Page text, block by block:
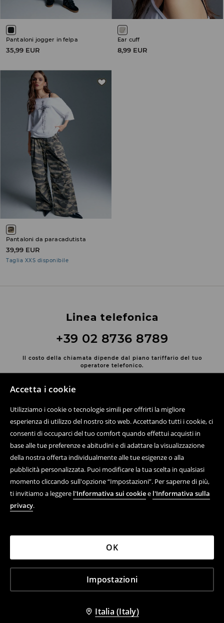
Accetta i cookie
Utilizziamo i cookie o tecnologie simili per offrirti la migliore
esperienza di utilizzo del nostro sito web. Accettando tutti i cookie, ci
consenti di occuparci del tuo comfort quando effettui acquisti in
base alle tue preferenze e abitudini e di adattare la visualizzazione
della nostra offerta individualmente alle tue esigenze o alla
pubblicità personalizzata. Puoi modificare la tua scelta in qualsiasi
momento cliccando sull'opzione “Impostazioni”. Per saperne di più,
ti invitiamo a leggere l'Informativa sui cookiee l'Informativa sulla
privacy.
Impostazioni
OK
Italia (Italy)
Pantaloni jogger in felpa
35,99 EUR
Ear cuff
8,99 EUR
Pantaloni da paracadutista
39,99 EUR
Taglia XXS disponibile
Linea telefonica
+39 02 8736 8789
Il costo della chiamata dipende dal piano tariffario del tuo
operatore telefonico.
Scopri di più su House
Aiuto e contatto
Acquisto online di prodotti
Regolamenti
LPP ITALY S.R.L. C.F., 12462180964, VIA STILICONE 20,
20154 MILANO (MI)
Tutti i diritti riservati